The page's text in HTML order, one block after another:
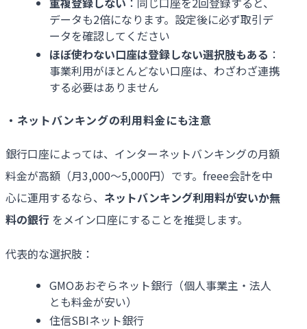
データも2倍になります。設定後に必ず取引デ
ータを確認してください
ほぼ使わない口座は登録しない選択肢もある ：
事業利用がほとんどない口座は、わざわざ連携
する必要はありません
・ネットバンキングの利用料金にも注意
銀行口座によっては、インターネットバンキングの月額
料金が高額（月3,000〜5,000円）です。freee会計を中
心に運用するなら、 ネットバンキング利用料が安いか無
料の銀行 をメイン口座にすることを推奨します。
代表的な選択肢：
GMOあおぞらネット銀行（個人事業主・法人
とも料金が安い）
住信SBIネット銀行